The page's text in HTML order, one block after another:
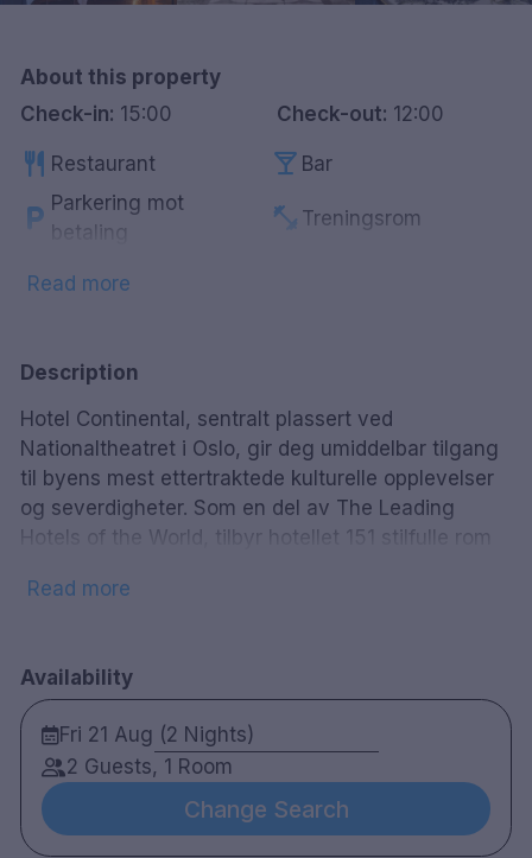
About this property
Check-in: 15:00 Check-out: 12:00
restaurant Restaurant local_bar Bar
local_parking Parkering mot
betaling
fitness_center Treningsrom
accessible HC-vennlig
Read more
Description
Hotel Continental, sentralt plassert ved
Nationaltheatret i Oslo, gir deg umiddelbar tilgang
til byens mest ettertraktede kulturelle opplevelser
og severdigheter. Som en del av The Leading
Hotels of the World, tilbyr hotellet 151 stilfulle rom
og barer – inkludert den legendariske
151 rom
Enkelrom, dobbel- og twinrom.
Read more
Availability
Fri 21 Aug (2 Nights)
2 Guests, 1 Room
Change Search